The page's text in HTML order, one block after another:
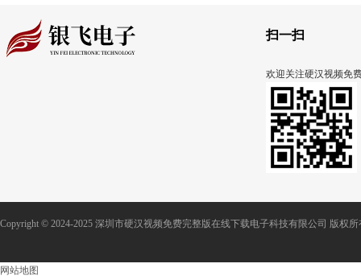
扫一扫
欢迎关注硬汉视频免
Copyright © 2024-2025 深圳市硬汉视频免费完整版在线下载电子科技有限公司 版权所
网站地图